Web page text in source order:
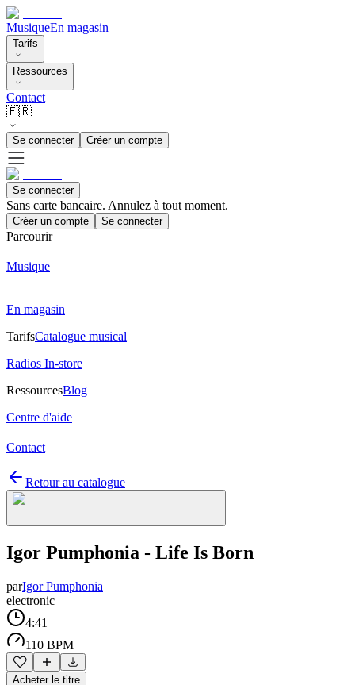
MusiqueEn magasin
Tarifs
Ressources
Contact
🇫🇷
Se connecter Créer un compte
Se connecter
Sans carte bancaire. Annulez à tout moment.
Créer un compte Se connecter
Parcourir
Musique
En magasin
TarifsCatalogue musical
Radios In-store
RessourcesBlog
Centre d'aide
Contact
Retour au catalogue
Igor Pumphonia - Life Is Born
parIgor Pumphonia
electronic
4:41
110 BPM
Acheter le titre